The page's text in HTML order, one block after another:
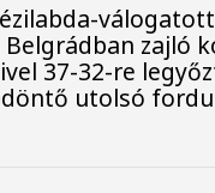
válogatott
zajló
37-32-re
utolsó